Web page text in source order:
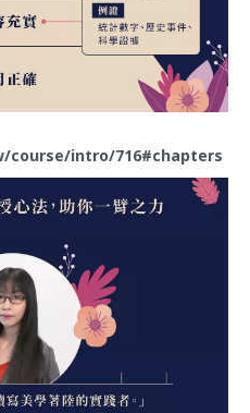
intro/716#chapters